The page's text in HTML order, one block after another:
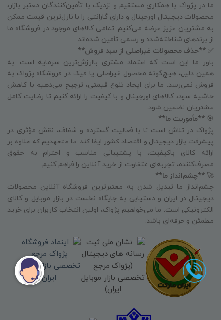
ما در پژواک با همکاری مستقیم و نزدیک با تأمین‌کنندگان معتبر بازار،
محصولات دیجیتال اورجینال و دارای گارانتی را با نازل‌ترین قیمت ممکن
به مشتریان عزیز عرضه می‌کنیم. تمامی کالاهای موجود در فروشگاه ما
از برندهای شناخته‌شده و رسمی تأمین شده‌اند.
✅ **حذف محصولات غیراصلی از سبد فروش**
باور ما این است که اعتماد مشتری باارزش‌ترین سرمایه است. به
همین دلیل، هیچ‌گونه محصول غیراصلی یا فیک در فروشگاه پژواک به
فروش نمی‌رسد. ما برای ایجاد تنوع قیمتی، ترجیح می‌دهیم با کاهش
حاشیه سود، کالاهای اورجینال و با کیفیت را ارائه کنیم تا رضایت کامل
مشتریان تضمین شود.
🎯 **مأموریت ما**
پژواک در تلاش است تا با فعالیت گسترده و شفاف، نقش مؤثری در
پیشرفت بازار دیجیتال و اقتصاد کشور ایفا کند. ما متعهدیم که علاوه بر
ارائه کالای باکیفیت، با پشتیبانی مناسب و احترام به حقوق
مصرف‌کننده، تجربه‌ای متفاوت از خرید آنلاین را فراهم کنیم.
🚀 **چشم‌انداز ما**
چشم‌انداز ما تبدیل شدن به معتبرترین فروشگاه آنلاین محصولات
دیجیتال در ایران و دستیابی به جایگاه نخست در بازار موبایل و کالای
الکترونیکی است. ما می‌خواهیم پژواک، اولین انتخاب کاربران برای خرید
مطمئن و حرفه‌ای باشد.